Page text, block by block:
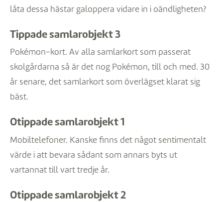
låta dessa hästar galoppera vidare in i oändligheten?
Tippade samlarobjekt 3
Pokémon-kort. Av alla samlarkort som passerat
skolgårdarna så är det nog Pokémon, till och med. 30
år senare, det samlarkort som överlägset klarat sig
bäst.
Otippade samlarobjekt 1
Mobiltelefoner. Kanske finns det något sentimentalt
värde i att bevara sådant som annars byts ut
vartannat till vart tredje år.
Otippade samlarobjekt 2